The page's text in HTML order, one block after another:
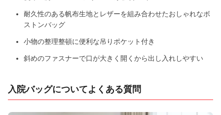
耐久性のある帆布生地とレザーを組み合わせたおしゃれなボ
ストンバッグ
小物の整理整頓に便利な吊りポケット付き
斜めのファスナーで口が大きく開くから出し入れしやすい
入院バッグについてよくある質問